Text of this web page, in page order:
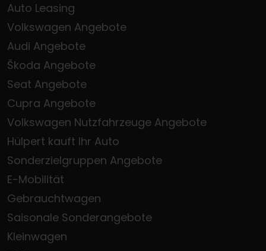
Auto Leasing
Volkswagen Angebote
Audi Angebote
Škoda Angebote
Seat Angebote
Cupra Angebote
Volkswagen Nutzfahrzeuge Angebote
Hülpert kauft Ihr Auto
Sonderzielgruppen Angebote
E-Mobilität
Gebrauchtwagen
Saisonale Sonderangebote
Kleinwagen